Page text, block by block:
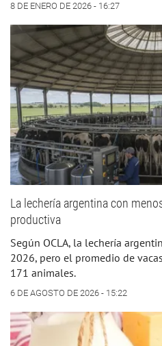
8 DE ENERO DE 2026 - 16:27
La lechería argentina con
productiva
Según OCLA, la lechería
2026, pero el promedio de
171 animales.
6 DE AGOSTO DE 2026 - 15:22